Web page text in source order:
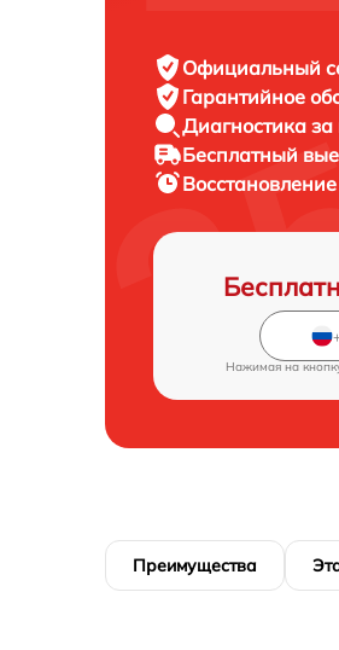
Официальный
Гарантийное
Диагностика за
Бесплатный
Нажимая на
Преимущества